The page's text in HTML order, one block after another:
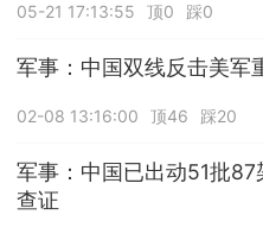
05-21 17:13:55 顶0 踩0
军事：中国双线反击美军
02-08 13:16:00 顶46 踩20
军事：中国已出动51批
查证